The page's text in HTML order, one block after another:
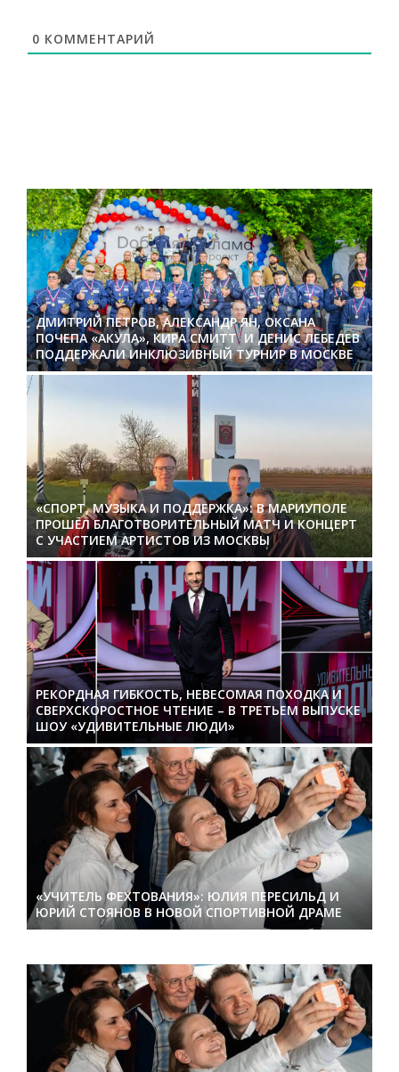
0 КОММЕНТАРИЙ
ДМИТРИЙ ПЕТРОВ, АЛЕКСАНДР ЯН, ОКСАНА
ПОЧЕПА «АКУЛА», КИРА СМИТТ И ДЕНИС ЛЕБЕДЕВ
ПОДДЕРЖАЛИ ИНКЛЮЗИВНЫЙ ТУРНИР В МОСКВЕ
«СПОРТ, МУЗЫКА И ПОДДЕРЖКА»: В МАРИУПОЛЕ
ПРОШЁЛ БЛАГОТВОРИТЕЛЬНЫЙ МАТЧ И КОНЦЕРТ
С УЧАСТИЕМ АРТИСТОВ ИЗ МОСКВЫ
РЕКОРДНАЯ ГИБКОСТЬ, НЕВЕСОМАЯ ПОХОДКА И
СВЕРХСКОРОСТНОЕ ЧТЕНИЕ – В ТРЕТЬЕМ ВЫПУСКЕ
ШОУ «УДИВИТЕЛЬНЫЕ ЛЮДИ»
«УЧИТЕЛЬ ФЕХТОВАНИЯ»: ЮЛИЯ ПЕРЕСИЛЬД И
ЮРИЙ СТОЯНОВ В НОВОЙ СПОРТИВНОЙ ДРАМЕ